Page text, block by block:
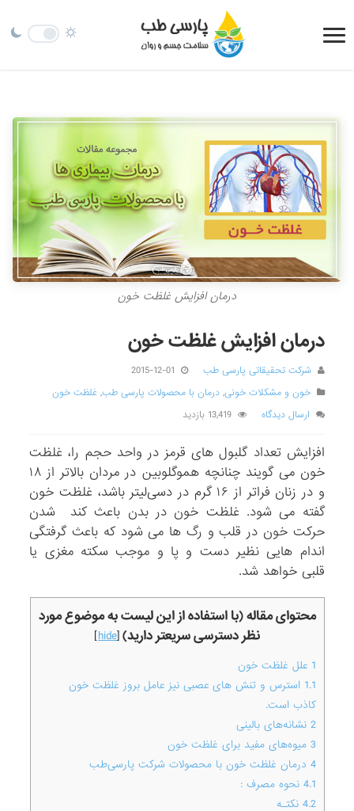
درمان افزایش غلظت خون
درمان افزایش غلظت خون
شرکت تحقیقاتی پارسی طب
2015-12-01
خون و مشکلات خونی,درمان با محصولات پارسی طب,غلظت خون
ارسال دیدگاه
13,419 بازدید
افزایش تعداد گلبول های قرمز در واحد حجم را، غلظت
خون می گویند چنانچه هموگلوبین در مردان بالاتر از ۱۸
و در زنان فراتر از ۱۶ گرم در دسی‌لیتر باشد، غلظت خون
گفته می شود. غلظت خون در بدن باعث کند شدن
حرکت خون در قلب و رگ ها می شود که باعث گرفتگی
اندام هایی نظیر دست و پا و موجب سکته مغزی یا
قلبی خواهد شد.
محتوای مقاله (با استفاده از این لیست به موضوع مورد
نظر دسترسی سریعتر دارید)[
hide
]
1 علل غلظت خون
1.1 استرس و تنش های عصبی نیز عامل بروز غلظت خون
کاذب است.
2 نشانه‌های بالینی
3 میوه‌های مفید برای غلظت خون
4 درمان غلظت خون با محصولات شرکت پارسی‌طب
4.1 نحوه مصرف :
4.2 نکتـه